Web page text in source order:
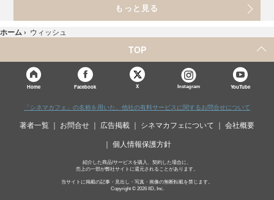
もっと見る
ホーム › ウィッシュ
TOP
Home Facebook X Instagram YouTube
「シネマカフェ」の名称を用いた、他社の有料サービスに関するお問合せについて
著者一覧 お問合せ 広告掲載 シネマカフェについて 会社概要
個人情報保護方針
紹介した商品/サービスを購入、契約した場合に、
売上の一部が弊社サイトに還元されることがあります。
当サイトに掲載の記事・見出し・写真・画像の無断転載を禁じます。
Copyright © 2026 IID, Inc.